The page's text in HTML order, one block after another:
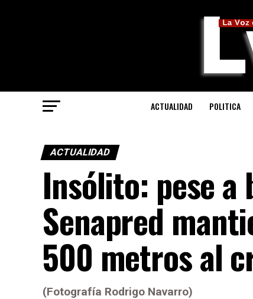
ACTUALIDAD POLITICA
ACTUALIDAD
Insólito: pese a
Senapred
500 metros al
(Fotografía Rodrigo Navarro)